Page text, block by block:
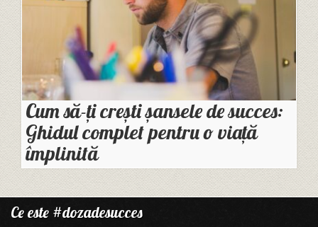
Cum să-ți crești șansele de succes:
Ghidul complet pentru o viață
împlinită
Ce este #dozadesucces